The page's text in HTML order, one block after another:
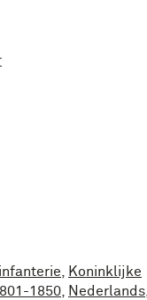
infanterie
Koninklijke
1850 Nederlands